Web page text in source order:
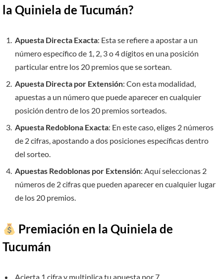
la Quiniela de Tucumán?
Apuesta Directa Exacta: Esta se refiere a apostar a un
número específico de 1, 2, 3 o 4 dígitos en una posición
particular entre los 20 premios que se sortean.
Apuesta Directa por Extensión: Con esta modalidad,
apuestas a un número que puede aparecer en cualquier
posición dentro de los 20 premios sorteados.
Apuesta Redoblona Exacta: En este caso, eliges 2 números
de 2 cifras, apostando a dos posiciones específicas dentro
del sorteo.
Apuestas Redoblonas por Extensión: Aquí seleccionas 2
números de 2 cifras que pueden aparecer en cualquier lugar
de los 20 premios.
Premiación en la Quiniela de
Tucumán
Acierta 1 cifra y multiplica tu apuesta por 7.